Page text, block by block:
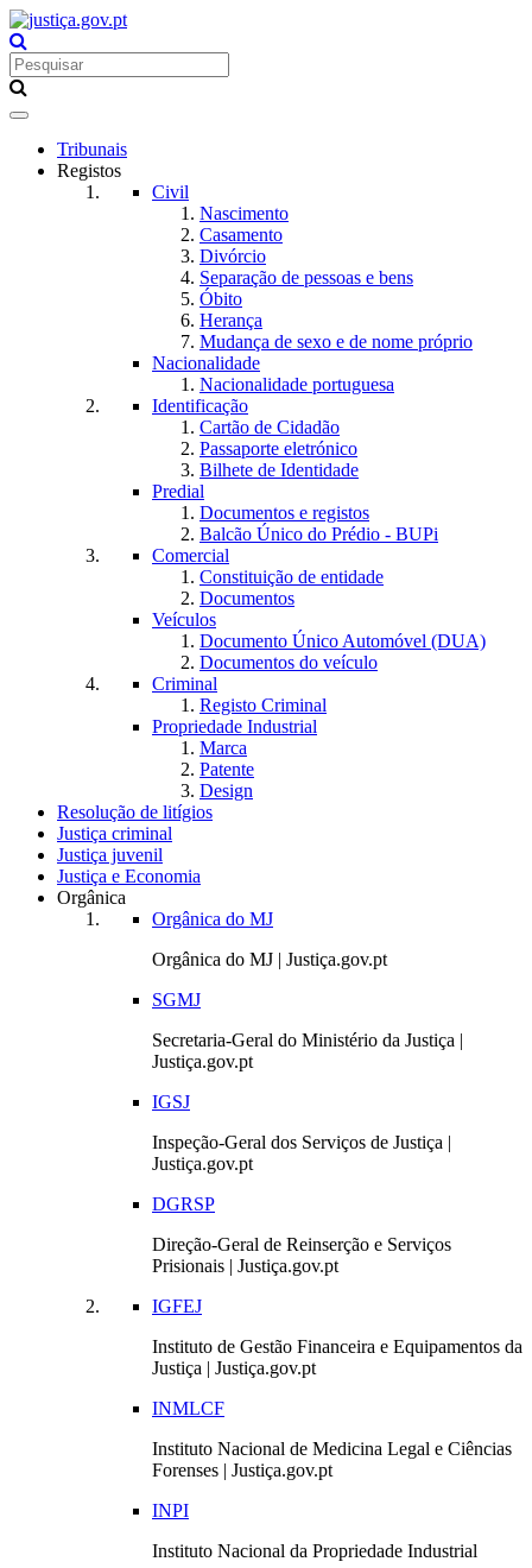
Toggle
navigationTribunais
Registos
Civil
Nascimento
Casamento
Divórcio
Separação de pessoas e bens
Óbito
Herança
Mudança de sexo e de nome próprio
Nacionalidade
Nacionalidade portuguesa
Identificação
Cartão de Cidadão
Passaporte eletrónico
Bilhete de Identidade
Predial
Documentos e registos
Balcão Único do Prédio - BUPi
Comercial
Constituição de entidade
Documentos
Veículos
Documento Único Automóvel (DUA)
Documentos do veículo
Criminal
Registo Criminal
Propriedade Industrial
Marca
Patente
Design
Resolução de litígios
Justiça criminal
Justiça juvenil
Justiça e Economia
Orgânica
Orgânica do MJ
Orgânica do MJ | Justiça.gov.pt
SGMJ
Secretaria-Geral do Ministério da Justiça |
Justiça.gov.pt
IGSJ
Inspeção-Geral dos Serviços de Justiça |
Justiça.gov.pt
DGRSP
Direção-Geral de Reinserção e Serviços
Prisionais | Justiça.gov.pt
IGFEJ
Instituto de Gestão Financeira e Equipamentos da
Justiça | Justiça.gov.pt
INMLCF
Instituto Nacional de Medicina Legal e Ciências
Forenses | Justiça.gov.pt
INPI
Instituto Nacional da Propriedade Industrial